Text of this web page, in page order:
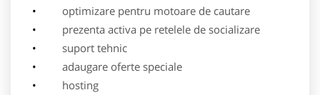
optimizare pentru motoare de cautare
prezenta activa pe retelele de socializare
suport tehnic
adaugare oferte speciale
hosting